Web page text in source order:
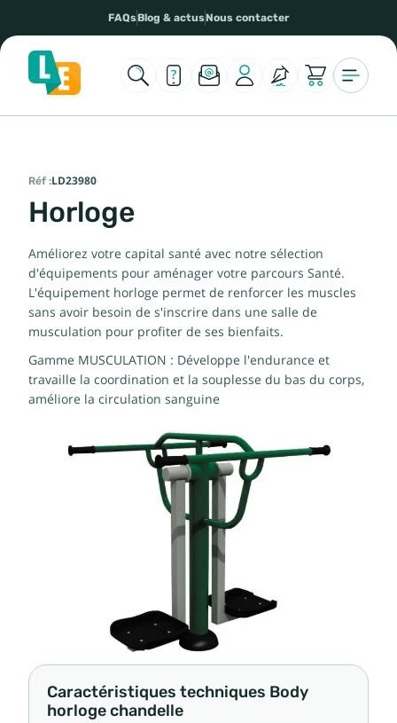
FAQsBlog & actusNous contacter
Réf :LD23980
Horloge
Améliorez votre capital santé avec notre sélection
d'équipements pour aménager votre parcours Santé.
L'équipement horloge permet de renforcer les muscles
sans avoir besoin de s'inscrire dans une salle de
musculation pour profiter de ses bienfaits.
Gamme MUSCULATION : Développe l'endurance et
travaille la coordination et la souplesse du bas du corps,
améliore la circulation sanguine
Caractéristiques techniques Body
horloge chandelle